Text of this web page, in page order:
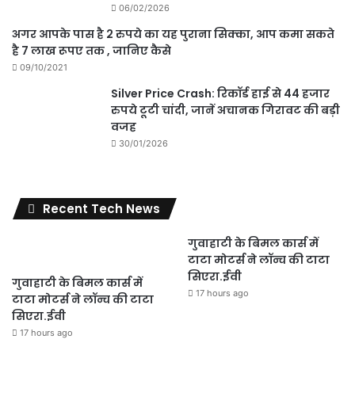
06/02/2026
अगर आपके पास है 2 रुपये का यह पुराना सिक्का, आप कमा सकते
है 7 लाख रूपए तक , जानिए कैसे
09/10/2021
Silver Price Crash: रिकॉर्ड हाई से 44 हजार
रुपये टूटी चांदी, जानें अचानक गिरावट की बड़ी
वजह
30/01/2026
Recent Tech News
गुवाहाटी के बिमल कार्स में
टाटा मोटर्स ने लॉन्च की टाटा
सिएरा.ईवी
17 hours ago
गुवाहाटी के बिमल कार्स में
टाटा मोटर्स ने लॉन्च की टाटा
सिएरा.ईवी
17 hours ago